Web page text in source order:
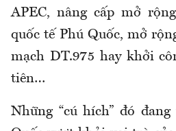
APEC, nâng cấp mở
quốc tế Phú Quốc, mở
mạch DT.975 hay khởi
tiên…
Những “cú hích” đó